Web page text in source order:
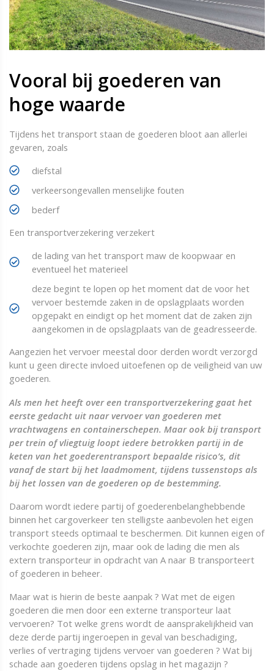
Vooral bij goederen van
hoge waarde
Tijdens het transport staan de goederen bloot aan allerlei
gevaren, zoals
diefstal
verkeersongevallen menselijke fouten
bederf
Een transportverzekering verzekert
de lading van het transport maw de koopwaar en
eventueel het materieel
deze begint te lopen op het moment dat de voor het
vervoer bestemde zaken in de opslagplaats worden
opgepakt en eindigt op het moment dat de zaken zijn
aangekomen in de opslagplaats van de geadresseerde.
Aangezien het vervoer meestal door derden wordt verzorgd
kunt u geen directe invloed uitoefenen op de veiligheid van uw
goederen.
Als men het heeft over een transportverzekering gaat het
eerste gedacht uit naar vervoer van goederen met
vrachtwagens en containerschepen. Maar ook bij transport
per trein of vliegtuig loopt iedere betrokken partij in de
keten van het goederentransport bepaalde risico’s, dit
vanaf de start bij het laadmoment, tijdens tussenstops als
bij het lossen van de goederen op de bestemming.
Daarom wordt iedere partij of goederenbelanghebbende
binnen het cargoverkeer ten stelligste aanbevolen het eigen
transport steeds optimaal te beschermen. Dit kunnen eigen of
verkochte goederen zijn, maar ook de lading die men als
extern transporteur in opdracht van A naar B transporteert
of goederen in beheer.
Maar wat is hierin de beste aanpak ? Wat met de eigen
goederen die men door een externe transporteur laat
vervoeren? Tot welke grens wordt de aansprakelijkheid van
deze derde partij ingeroepen in geval van beschadiging,
verlies of vertraging tijdens vervoer van goederen ? Wat bij
schade aan goederen tijdens opslag in het magazijn ?